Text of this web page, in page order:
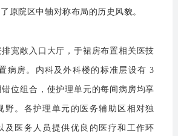
原院区中轴对称布局的历史风貌。
宽敞入口大厅，于裙房布置相关医技
病房。内科及外科楼的标准层设有 3
位组合，使护理单元的每间病房均享
野。各护理单元的医务辅助区相对独
及医务人员提供优良的医疗和工作环